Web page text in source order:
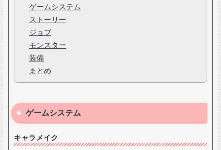
ゲームシステム
ストーリー
ジョブ
モンスター
装備
まとめ
ゲームシステム
キャラメイク